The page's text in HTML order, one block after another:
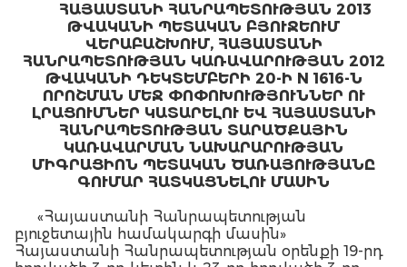
ՀԱՅԱՍՏԱՆԻ ՀԱՆՐԱՊԵՏՈՒԹՅԱՆ 2013
ԹՎԱԿԱՆԻ ՊԵՏԱԿԱՆ ԲՅՈՒՋԵՈՒՄ
ՎԵՐԱԲԱՇԽՈՒՄ, ՀԱՅԱՍՏԱՆԻ
ՀԱՆՐԱՊԵՏՈՒԹՅԱՆ ԿԱՌԱՎԱՐՈՒԹՅԱՆ 2012
ԹՎԱԿԱՆԻ ԴԵԿՏԵՄԲԵՐԻ 20-Ի N 1616-Ն
ՈՐՈՇՄԱՆ ՄԵՋ ՓՈՓՈԽՈՒԹՅՈՒՆՆԵՐ ՈՒ
ԼՐԱՑՈՒՄՆԵՐ ԿԱՏԱՐԵԼՈՒ ԵՎ ՀԱՅԱՍՏԱՆԻ
ՀԱՆՐԱՊԵՏՈՒԹՅԱՆ ՏԱՐԱԾՔԱՅԻՆ
ԿԱՌԱՎԱՐՄԱՆ ՆԱԽԱՐԱՐՈՒԹՅԱՆ
ՄԻԳՐԱՑԻՈՆ ՊԵՏԱԿԱՆ ԾԱՌԱՅՈՒԹՅԱՆԸ
ԳՈՒՄԱՐ ՀԱՏԿԱՑՆԵԼՈՒ ՄԱՍԻՆ
«Հայաստանի Հանրապետության
բյուջետային համակարգի մասին»
Հայաստանի Հանրապետության օրենքի 19-րդ